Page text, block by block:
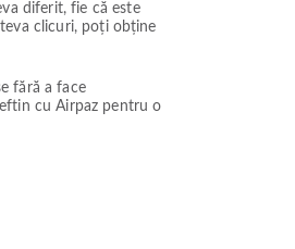
diferit, fie că este
clicuri, poți obține
fără a face
cu Airpaz pentru o